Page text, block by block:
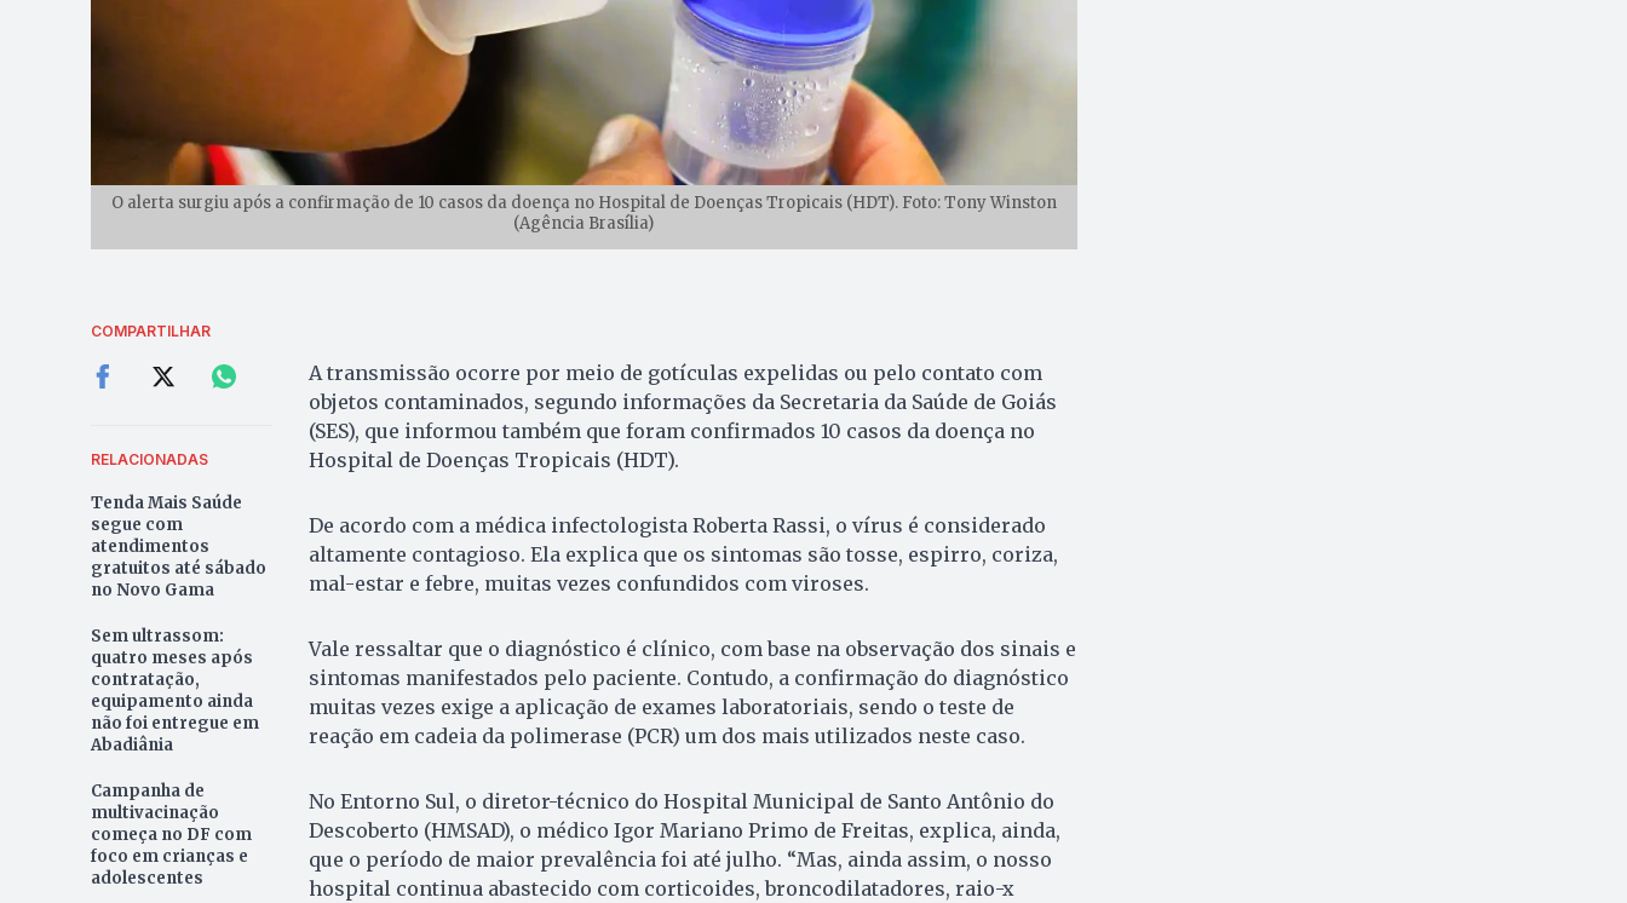
O alerta surgiu após a confirmação de 10 casos da doença no Hospital de Doenças Tropicais (HDT). Foto: Tony Winston
(Agência Brasília)
COMPARTILHAR
RELACIONADAS
Tenda Mais Saúde
segue com
atendimentos
gratuitos até sábado
no Novo Gama
Sem ultrassom:
quatro meses após
contratação,
equipamento ainda
não foi entregue em
Abadiânia
Campanha de
multivacinação
começa no DF com
foco em crianças e
adolescentes
A transmissão ocorre por meio de gotículas expelidas ou pelo contato com
objetos contaminados, segundo informações da Secretaria da Saúde de Goiás
(SES), que informou também que foram confirmados 10 casos da doença no
Hospital de Doenças Tropicais (HDT).
De acordo com a médica infectologista Roberta Rassi, o vírus é considerado
altamente contagioso. Ela explica que os sintomas são tosse, espirro, coriza,
mal-estar e febre, muitas vezes confundidos com viroses.
Vale ressaltar que o diagnóstico é clínico, com base na observação dos sinais e
sintomas manifestados pelo paciente. Contudo, a confirmação do diagnóstico
muitas vezes exige a aplicação de exames laboratoriais, sendo o teste de
reação em cadeia da polimerase (PCR) um dos mais utilizados neste caso.
No Entorno Sul, o diretor-técnico do Hospital Municipal de Santo Antônio do
Descoberto (HMSAD), o médico Igor Mariano Primo de Freitas, explica, ainda,
que o período de maior prevalência foi até julho. “Mas, ainda assim, o nosso
hospital continua abastecido com corticoides, broncodilatadores, raio-x